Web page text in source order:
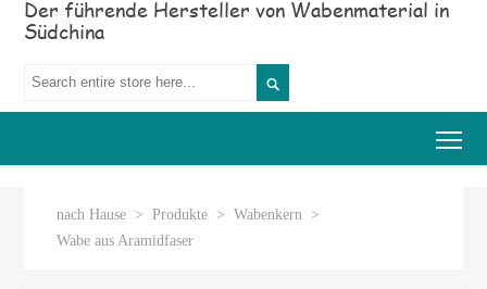
Der führende Hersteller von Wabenmaterial in
Südchina

nach Hause > Produkte > Wabenkern >
Wabe aus Aramidfaser